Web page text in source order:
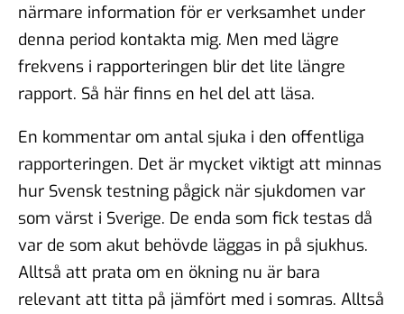
närmare information för er verksamhet under
denna period kontakta mig. Men med lägre
frekvens i rapporteringen blir det lite längre
rapport. Så här finns en hel del att läsa.
En kommentar om antal sjuka i den offentliga
rapporteringen. Det är mycket viktigt att minnas
hur Svensk testning pågick när sjukdomen var
som värst i Sverige. De enda som fick testas då
var de som akut behövde läggas in på sjukhus.
Alltså att prata om en ökning nu är bara
relevant att titta på jämfört med i somras. Alltså